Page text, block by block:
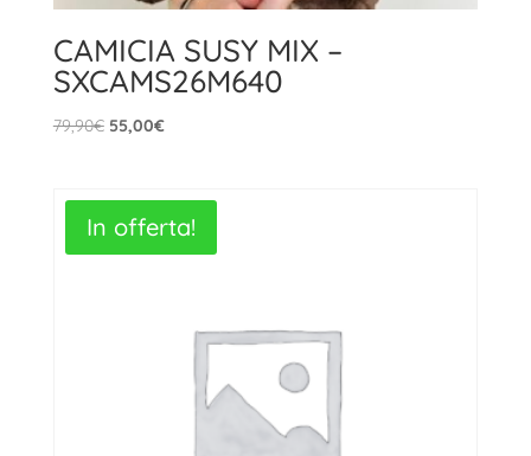
CAMICIA SUSY MIX –
SXCAMS26M640
79,90€ Il
era:
79,90€.
55,00€Il
è:
55,00€.
In offerta!